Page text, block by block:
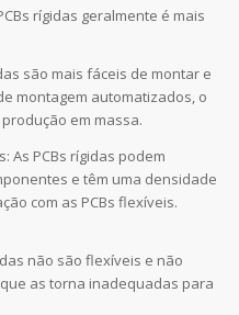
rígidas geralmente é mais
são mais fáceis de montar e
montagem automatizados, o
em massa.
As PCBs rígidas podem
e têm uma densidade
com as PCBs flexíveis.
não são flexíveis e não
as torna inadequadas para